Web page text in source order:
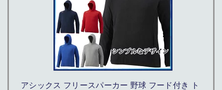
アシックス フリースパーカー 野球 フード付き ト